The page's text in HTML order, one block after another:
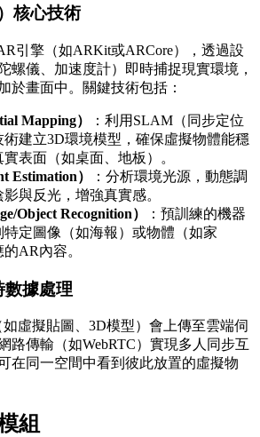
核心技術
引擎（如ARKit或ARCore），透過設
螺儀、加速度計）即時捕捉現實環境，
於畫面中。關鍵技術包括：
Mapping）
：利用SLAM（同步定位
建立3D環境模型，確保虛擬物體能穩
表面（如桌面、地板）。
Estimation）
：分析環境光源，動態調
與反光，增強真實感。
Object Recognition）
：預訓練的機器
定圖像（如海報）或物體（如家
AR內容。
數據處理
虛擬貼圖、3D模型）會上傳至雲端伺
路傳輸（如WebRTC）實現多人同步互
在同一空間中看到彼此放置的虛擬物
組